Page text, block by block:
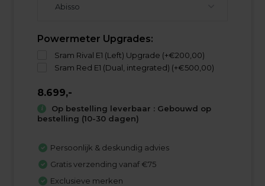
Powermeter Upgrades:
Sram Rival E1 (Left) Upgrade (+€200,00)
Sram Red E1 (Dual, integrated) (+€500,00)
8.699,-
Op bestelling leverbaar : Gebouwd op
bestelling (10-30 dagen)
Persoonlijk & deskundig advies
Gratis verzending vanaf €75
Exclusieve merken